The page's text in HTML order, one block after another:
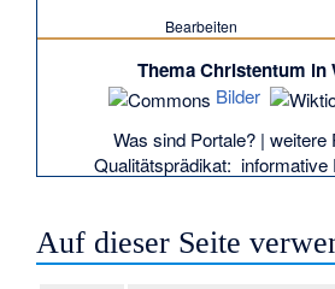
Bearbeiten
Thema Christentum in
Bilder
Was sind Portale?| weitere
Qualitätsprädikat:
Auf dieser Seite